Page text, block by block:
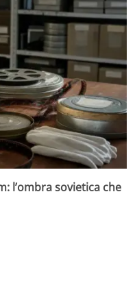
l’ombra sovietica che